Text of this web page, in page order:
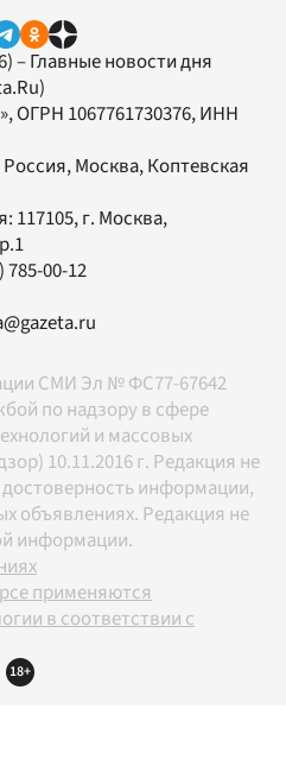
– Главные новости дня
, ОГРН 1067761730376, ИНН
Москва, Коптевская
117105, г. Москва,
785-00-12
СМИ Эл № ФС77-67642
по надзору в сфере
и массовых
10.11.2016 г. Редакция не
достоверность информации,
объявлениях. Редакция не
информации.
применяются
в соответствии с
18+